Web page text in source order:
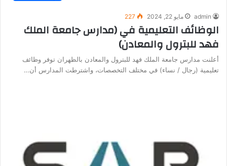
admin مايو 22, 2024 227
الوظائف التعليمية في (مدارس جامعة الملك
فهد للبترول والمعادن)
أعلنت مدارس جامعة الملك فهد للبترول والمعادن بالظهران توفر وظائف
تعليمية (رجال / نساء) في مختلف التخصصات، واشترطت المدارس أن…